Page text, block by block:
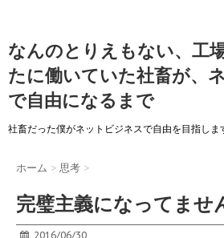
なんのとりえもない、工
たに働いていた社畜が、
で自由になるまで
社畜だった僕がネットビジネスで自由を目指しま
ホーム > 思考 >
完璧主義になってませ
2016/06/30